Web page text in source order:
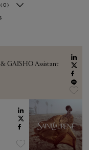
(0)
GAISHO Assistant